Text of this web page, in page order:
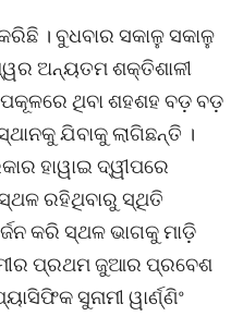
। ବୁଧବାର ସକାଳୁ ସକାଳୁ
ଅନ୍ୟତମ ଶକ୍ତିଶାଳୀ
ଥିବା ଶହଶହ ବଡ଼ ବଡ଼
ଯିବାକୁ ଲାଗିଛନ୍ତି ।
ହାୱାଇ ଦ୍ୱୀପରେ
ରହିଥିବାରୁ ସ୍ଥିତି
କରି ସ୍ଥଳ ଭାଗକୁ ମାଡ଼ି
ପ୍ରଥମ ଜୁଆର ପ୍ରବେଶ
ସୁନାମୀ ୱାର୍ଣ୍ଣିଂ